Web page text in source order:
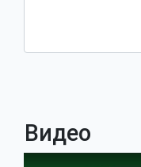
Видео